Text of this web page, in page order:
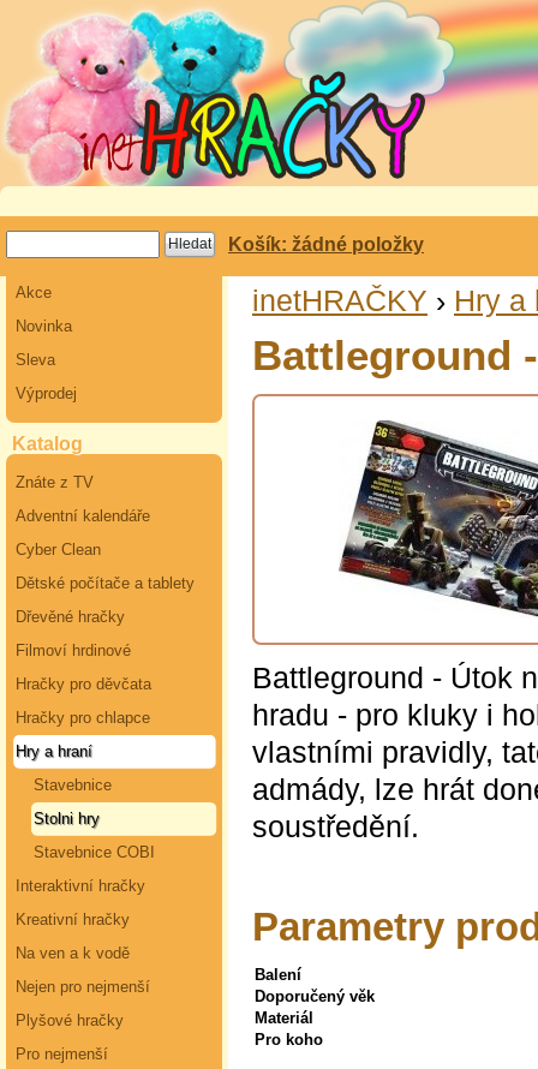
Košík: žádné položky
Akce
Novinka
Sleva
Výprodej
Katalog
Znáte z TV
Adventní kalendáře
Cyber Clean
Dětské počítače a tablety
Dřevěné hračky
Filmoví hrdinové
Hračky pro děvčata
Hračky pro chlapce
Hry a hraní
Stavebnice
Stolni hry
Stavebnice COBI
Interaktivní hračky
Kreativní hračky
Na ven a k vodě
Nejen pro nejmenší
Plyšové hračky
Pro nejmenší
inetHRAČKY › Hry a
Battleground
Battleground - Útok
hradu - pro kluky i
vlastními pravidly,
admády, lze hrát
soustředění.
Parametry
Balení
Doporučený věk
Materiál
Pro koho